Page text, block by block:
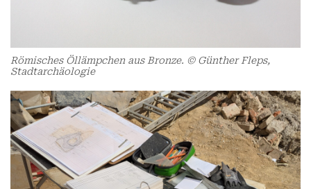
Römisches Öllämpchen aus Bronze. © Günther Fleps,
Stadtarchäologie